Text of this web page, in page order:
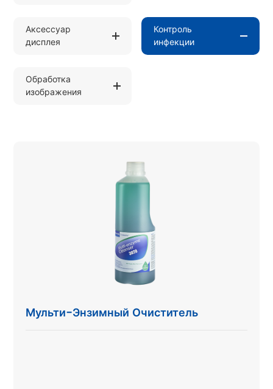
Аксессуар
дисплея
Контроль
инфекции
Обработка
изображения
Мульти-Энзимный Очиститель